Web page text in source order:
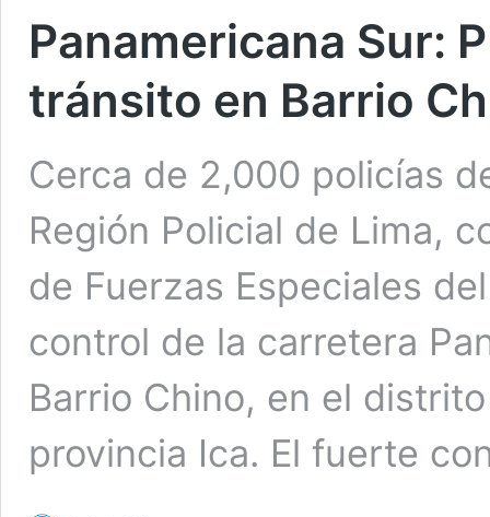
Panamericana Sur:
tránsito en Barrio
Cerca de 2,000 policías
Región Policial de Lima,
de Fuerzas Especiales
control de la carretera
Barrio Chino, en el
provincia Ica. El fuerte